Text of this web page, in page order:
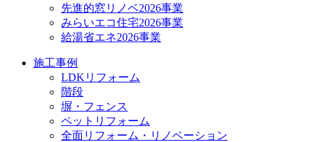
先進的窓リノベ2026事業
みらいエコ住宅2026事業
給湯省エネ2026事業
施工事例
LDKリフォーム
階段
塀・フェンス
ペットリフォーム
全面リフォーム・リノベーション